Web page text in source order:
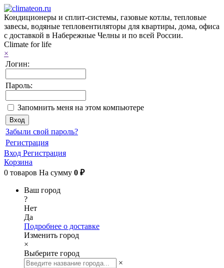
Кондиционеры и сплит-системы, газовые котлы, тепловые
завесы, водяные тепловентиляторы для квартиры, дома, офиса
с доставкой в Набережные Челны и по всей России.
Climate for life
×
Логин:
Пароль:
Запомнить меня на этом компьютере
Забыли свой пароль?
Регистрация
Вход Регистрация
Корзина
0 товаров На сумму 0 ₽
Ваш город
?
Нет
Да
Подробнее о доставке
Изменить город
×
Выберите город
×